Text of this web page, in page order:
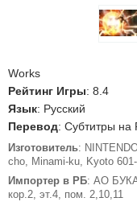
Works
Рейтинг Игры: 8.4
Язык: Русский
Перевод: Субтитры на
Изготовитель:
cho, Minami-ku, Kyoto
Импортер в РБ: АО
кор.2, эт.4, пом. 2,10,11